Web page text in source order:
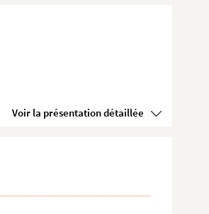
Voir la présentation détaillée